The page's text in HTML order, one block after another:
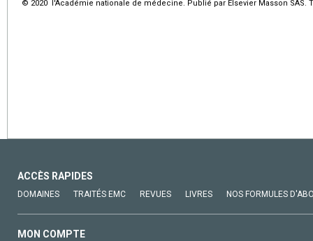
© 2020 l'Académie nationale de médecine. Publié par Elsevier Masson SAS.
ACCÈS RAPIDES
DOMAINES TRAITÉS EMC REVUES LIVRES NOS FORMULES
MON COMPTE